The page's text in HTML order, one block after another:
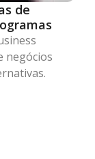
de
negócios